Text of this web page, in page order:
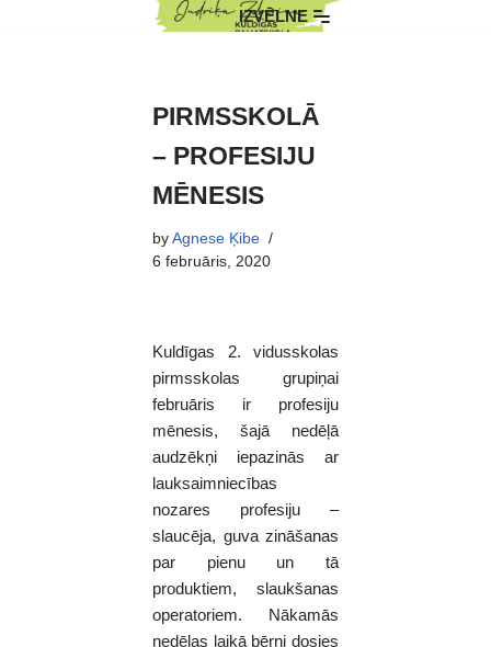
IZVĒLNE
PIRMSSKOLĀ
– PROFESIJU
MĒNESIS
by Agnese Ķibe
6 februāris, 2020
Kuldīgas 2. vidusskolas
pirmsskolas grupiņai
februāris ir profesiju
mēnesis, šajā nedēļā
audzēkņi iepazinās ar
lauksaimniecības
nozares profesiju –
slaucēja, guva zināšanas
par pienu un tā
produktiem, slaukšanas
operatoriem. Nākamās
nedēļas laikā bērni dosies